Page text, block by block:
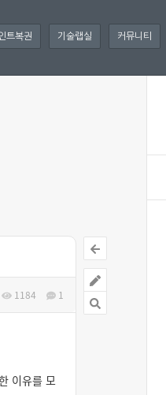
트복권 기술랩실 커뮤니티
1184 1
이유를 모